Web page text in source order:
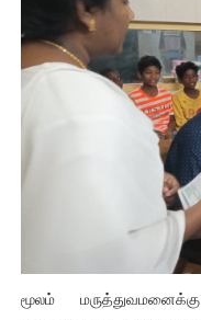
மூலம்